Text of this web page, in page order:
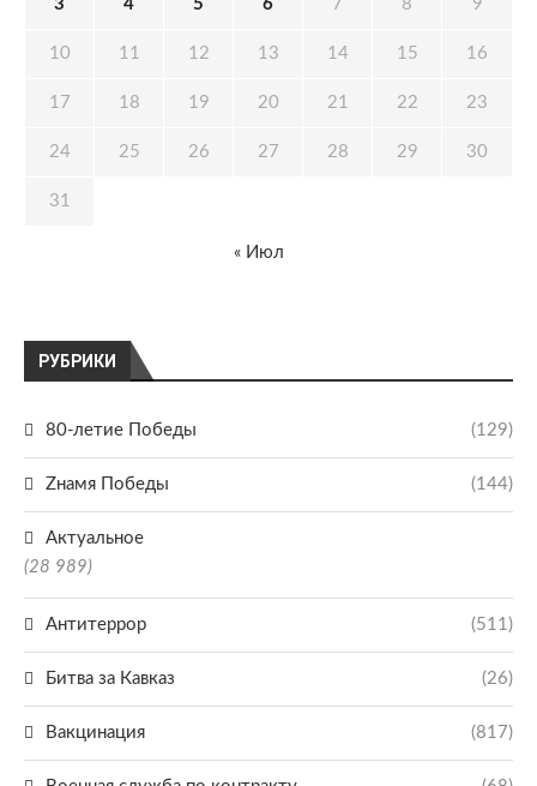
РУБРИКИ
80-летие Победы (129)
Zнамя Победы (144)
Актуальное
(28 989)
Антитеррор (511)
Битва за Кавказ (26)
Вакцинация (817)
3 4 5 6 7 8 9
10 11 12 13 14 15 16
17 18 19 20 21 22 23
24 25 26 27 28 29 30
31
« Июл